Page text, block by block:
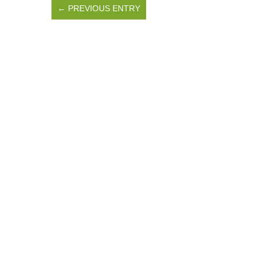
← PREVIOUS ENTRY